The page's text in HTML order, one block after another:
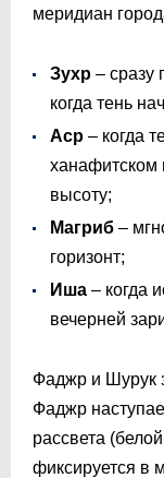
меридиан
Зухр – сразу
когда тень
Аср – когда
ханафитском
высоту;
Магриб –
горизонт;
Иша – когда
вечерней
Фаджр и Шурук
Фаджр
рассвета
фиксируется в